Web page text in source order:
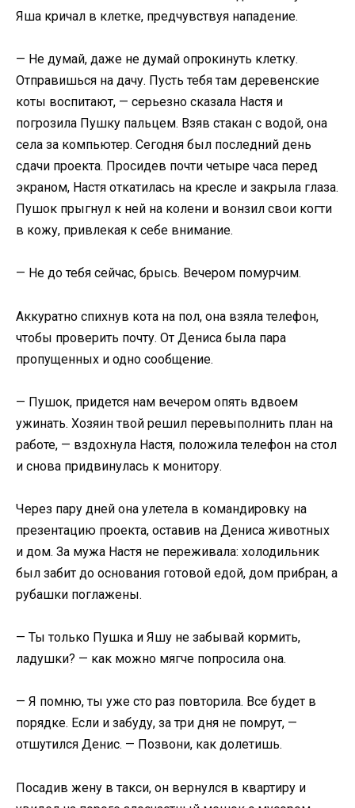
Яша кричал в клетке, предчувствуя нападение.
— Не думай, даже не думай опрокинуть клетку.
Отправишься на дачу. Пусть тебя там деревенские
коты воспитают, — серьезно сказала Настя и
погрозила Пушку пальцем. Взяв стакан с водой, она
села за компьютер. Сегодня был последний день
сдачи проекта. Просидев почти четыре часа перед
экраном, Настя откатилась на кресле и закрыла глаза.
Пушок прыгнул к ней на колени и вонзил свои когти
в кожу, привлекая к себе внимание.
— Не до тебя сейчас, брысь. Вечером помурчим.
Аккуратно спихнув кота на пол, она взяла телефон,
чтобы проверить почту. От Дениса была пара
пропущенных и одно сообщение.
— Пушок, придется нам вечером опять вдвоем
ужинать. Хозяин твой решил перевыполнить план на
работе, — вздохнула Настя, положила телефон на стол
и снова придвинулась к монитору.
Через пару дней она улетела в командировку на
презентацию проекта, оставив на Дениса животных
и дом. За мужа Настя не переживала: холодильник
был забит до основания готовой едой, дом прибран, а
рубашки поглажены.
— Ты только Пушка и Яшу не забывай кормить,
ладушки? — как можно мягче попросила она.
— Я помню, ты уже сто раз повторила. Все будет в
порядке. Если и забуду, за три дня не помрут, —
отшутился Денис. — Позвони, как долетишь.
Посадив жену в такси, он вернулся в квартиру и